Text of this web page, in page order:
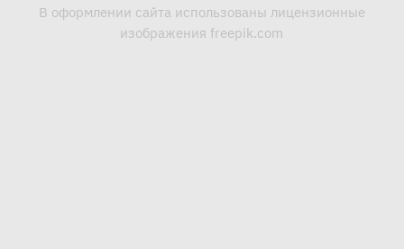
В оформлении сайта использованы лицензионные
изображения freepik.com